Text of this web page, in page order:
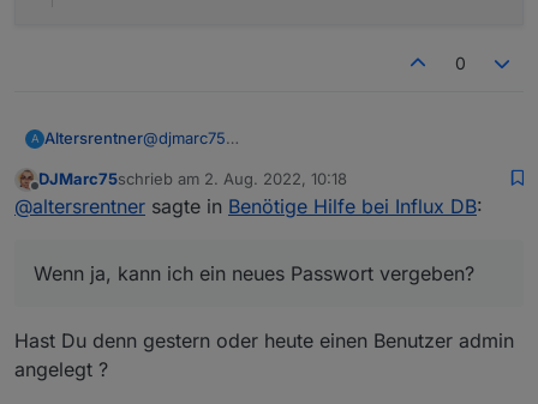
0
A Altersrentner@djmarc75
und Passwort eingestellt werden.
Dort stehen jetzt noch durch das eingespielte
Da es keine Sicherung von Grafana gibt, muss
ganz unten:
Offline
DJMarc75schrieb am 2. Aug. 2022, 10:18
zuletzt editiert von
@altersrentner sagte in Benötige Hilfe bei Influx DB:
Wenn ja, kann ich ein neues Passwort vergeben?
Hast Du denn gestern oder heute einen Benutzer admin
angelegt ?